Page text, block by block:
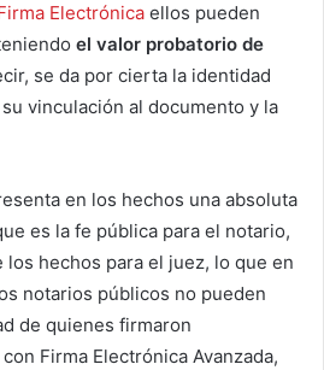
Electrónica ellos pueden
el valor probatorio de
se da por cierta la identidad
vinculación al documento y la
en los hechos una absoluta
es la fe pública para el notario,
los hechos para el juez, lo que en
notarios públicos no pueden
de quienes firmaron
Firma Electrónica Avanzada,